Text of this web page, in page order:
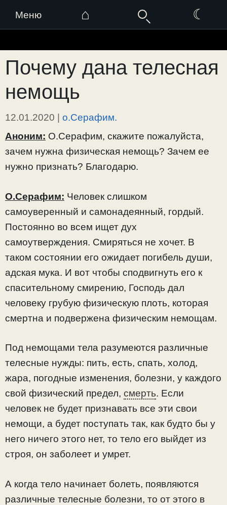
Меню ⌂ ☾
к
содержимому
Почему дана телесная
немощь
12.01.2020 | о.Серафим.
Аноним: О.Серафим, скажите пожалуйста,
зачем нужна физическая немощь? Зачем ее
нужно признать? Благодарю.
О.Серафим: Человек слишком
самоуверенный и самонадеянный, гордый.
Постоянно во всем ищет дух
самоутверждения. Смиряться не хочет. В
таком состоянии его ожидает погибель души,
адская мука. И вот чтобы сподвигнуть его к
спасительному смирению, Господь дал
человеку грубую физическую плоть, которая
смертна и подвержена физическим немощам.
Под немощами тела разумеются различные
телесные нужды: пить, есть, спать, холод,
жара, погодные изменения, болезни, у каждого
свой физический предел, смерть. Если
человек не будет признавать все эти свои
немощи, а будет поступать так, как будто бы у
него ничего этого нет, то тело его выйдет из
строя, он заболеет и умрет.
А когда тело начинает болеть, появляются
различные телесные болезни, то от этого в